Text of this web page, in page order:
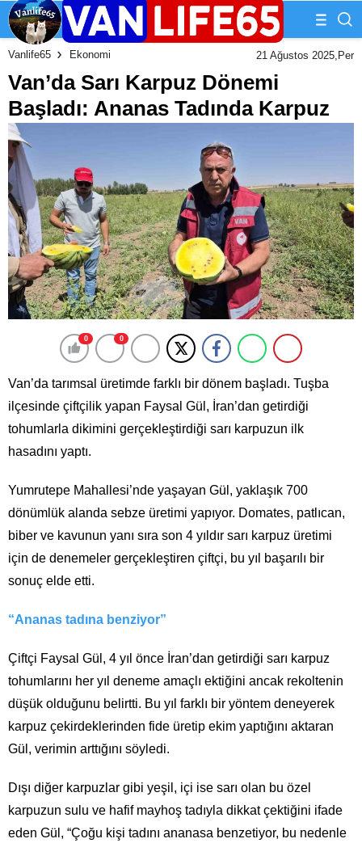
Vanlife65 Ekonomi 21 Ağustos 2025,Per
Van’da Sarı Karpuz Dönemi
Başladı: Ananas Tadında Karpuz
0 0
Van’da tarımsal üretimde farklı bir dönem başladı. Tuşba
ilçesinde çiftçilik yapan Faysal Gül, İran’dan getirdiği
tohumlarla dikimini gerçekleştirdiği sarı karpuzun ilk
hasadını yaptı.
Yumrutepe Mahallesi’nde yaşayan Gül, yaklaşık 700
dönümlük alanda sebze üretimi yapıyor. Domates, patlıcan,
biber ve kavunun yanı sıra son 4 yıldır sarı karpuz üretimi
için de denemeler gerçekleştiren çiftçi, bu yıl başarılı bir
sonuç elde etti.
“Ananas tadına benziyor”
Çiftçi Faysal Gül, 4 yıl önce İran’dan getirdiği sarı karpuz
tohumlarını her yıl deneme amaçlı ektiğini ancak rekoltenin
düşük olduğunu belirtti. Bu yıl farklı bir yöntem deneyerek
karpuz çekirdeklerinden fide üretip ekim yaptığını aktaran
Gül, verimin arttığını söyledi.
Dışı diğer karpuzlar gibi yeşil, içi ise sarı olan bu özel
karpuzun sulu ve hafif mayhoş tadıyla dikkat çektiğini ifade
eden Gül, “Çoğu kişi tadını ananasa benzetiyor, bu nedenle